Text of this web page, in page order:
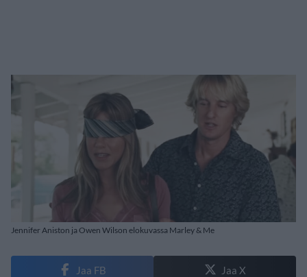
Jennifer Aniston ja Owen Wilson elokuvassa Marley & Me
Jaa FB Jaa X